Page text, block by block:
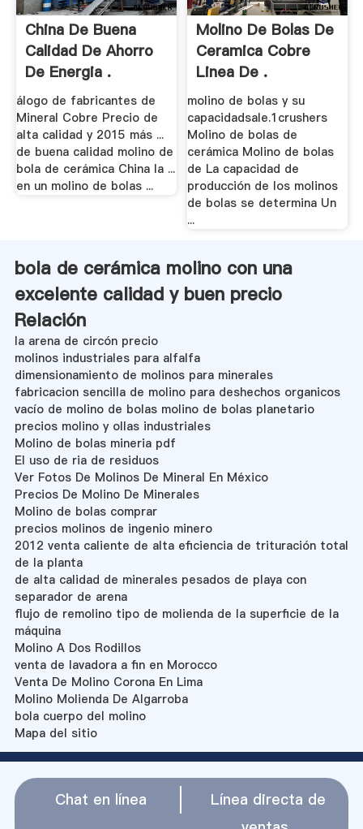
China De Buena
Calidad De Ahorro
De Energia .
álogo de fabricantes de
Mineral Cobre Precio de
alta calidad y 2015 más ...
de buena calidad molino de
bola de cerámica China la ...
en un molino de bolas ...
Molino De Bolas De
Ceramica Cobre
Linea De .
molino de bolas y su
capacidadsale.1crushers
Molino de bolas de
cerámica Molino de bolas
de La capacidad de
producción de los molinos
de bolas se determina Un
...
bola de cerámica molino con una
excelente calidad y buen precio
Relación
la arena de circón precio
molinos industriales para alfalfa
dimensionamiento de molinos para minerales
fabricacion sencilla de molino para deshechos organicos
vacío de molino de bolas molino de bolas planetario
precios molino y ollas industriales
Molino de bolas mineria pdf
El uso de ria de residuos
Ver Fotos De Molinos De Mineral En México
Precios De Molino De Minerales
Molino de bolas comprar
precios molinos de ingenio minero
2012 venta caliente de alta eficiencia de trituración total
de la planta
de alta calidad de minerales pesados de playa con
separador de arena
flujo de remolino tipo de molienda de la superficie de la
máquina
Molino A Dos Rodillos
venta de lavadora a fin en Morocco
Venta De Molino Corona En Lima
Molino Molienda De Algarroba
bola cuerpo del molino
Mapa del sitio
Chat en línea
Línea directa de